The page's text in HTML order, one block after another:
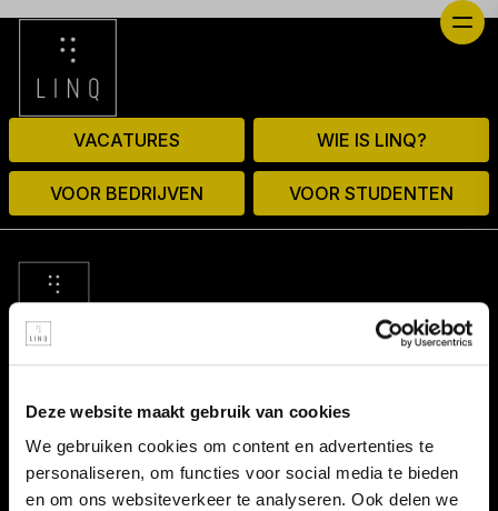
Deze website maakt gebruik van cookies
We gebruiken cookies om content en advertenties te
personaliseren, om functies voor social media te bieden
en om ons websiteverkeer te analyseren. Ook delen we
VACATURES WIE IS LINQ?
VOOR BEDRIJVEN VOOR STUDENTEN
LINKS
Algemene voorwaarden NBBU